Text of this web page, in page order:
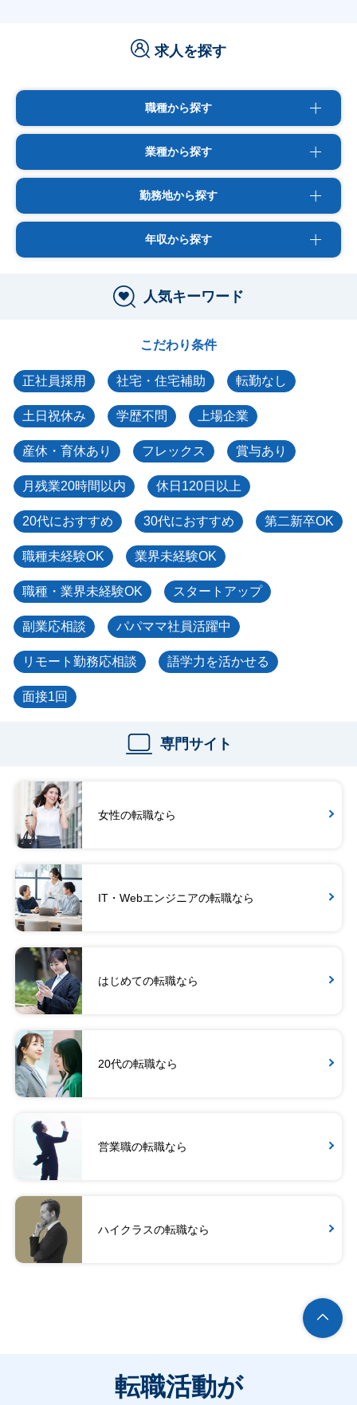
求人を探す
職種から探す
業種から探す
勤務地から探す
年収から探す
人気キーワード
こだわり条件
正社員採用 社宅・住宅補助 転勤なし
土日祝休み 学歴不問 上場企業
産休・育休あり フレックス 賞与あり
月残業20時間以内 休日120日以上
20代におすすめ 30代におすすめ 第二新卒OK
職種未経験OK 業界未経験OK
職種・業界未経験OK スタートアップ
副業応相談 パパママ社員活躍中
リモート勤務応相談 語学力を活かせる
面接1回
専門サイト
女性の転職なら
IT・Webエンジニアの転職なら
はじめての転職なら
20代の転職なら
営業職の転職なら
ハイクラスの転職なら
転職活動が